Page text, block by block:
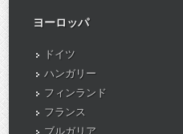
ヨーロッパ
ドイツ
ハンガリー
フィンランド
フランス
ブルガリア